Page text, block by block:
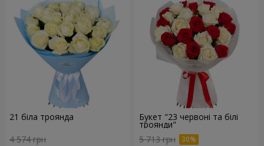
21 біла троянда
4 574 грн
Букет "23 червоні та білі
троянди"
5 713 грн